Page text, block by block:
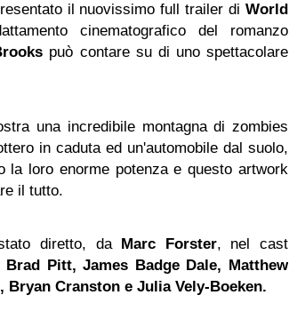
il nuovissimo full trailer di World
cinematografico del romanzo
può contare su di uno spettacolare
una incredibile montagna di zombies
in caduta ed un'automobile dal suolo,
la loro enorme potenza e questo artwork
il tutto.
diretto, da Marc Forster, nel cast
Brad Pitt, James Badge Dale, Matthew
Bryan Cranston e Julia Vely-Boeken.